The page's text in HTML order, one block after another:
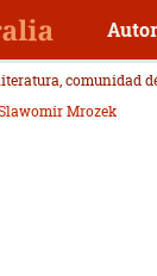
comunidad
Mrozek